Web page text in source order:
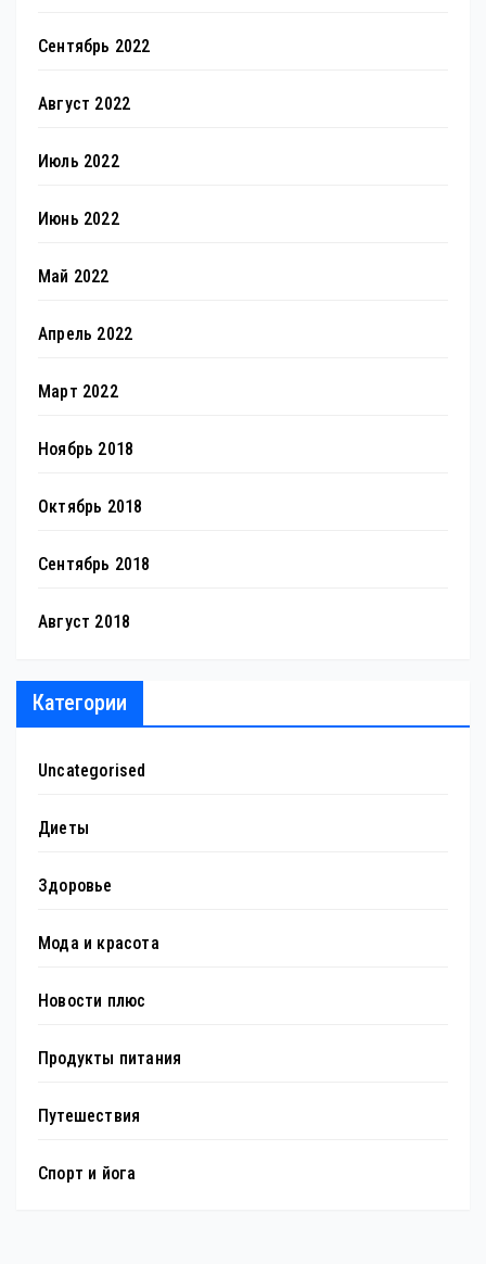
Сентябрь 2022
Август 2022
Июль 2022
Июнь 2022
Май 2022
Апрель 2022
Март 2022
Ноябрь 2018
Октябрь 2018
Сентябрь 2018
Август 2018
Категории
Uncategorised
Диеты
Здоровье
Мода и красота
Новости плюс
Продукты питания
Путешествия
Спорт и йога